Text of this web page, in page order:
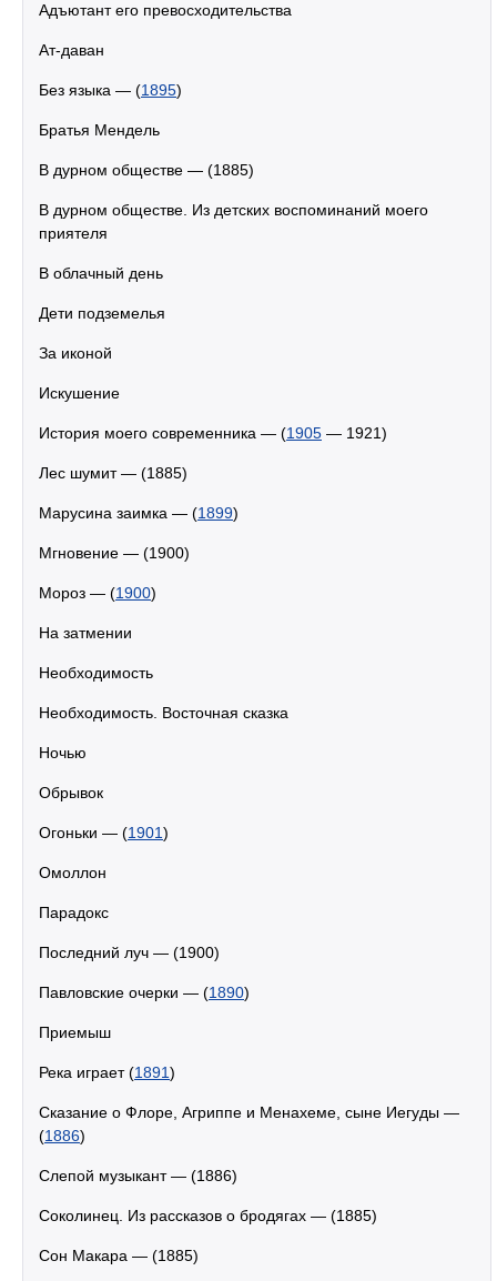
Адъютант его превосходительства
Ат-даван
Без языка — (1895)
Братья Мендель
В дурном обществе — (1885)
В дурном обществе. Из детских воспоминаний моего
приятеля
В облачный день
Дети подземелья
За иконой
Искушение
История моего современника — (1905 — 1921)
Лес шумит — (1885)
Марусина заимка — (1899)
Мгновение — (1900)
Мороз — (1900)
На затмении
Необходимость
Необходимость. Восточная сказка
Ночью
Обрывок
Огоньки — (1901)
Омоллон
Парадокс
Последний луч — (1900)
Павловские очерки — (1890)
Приемыш
Река играет (1891)
Сказание о Флоре, Агриппе и Менахеме, сыне Иегуды —
(1886)
Слепой музыкант — (1886)
Соколинец. Из рассказов о бродягах — (1885)
Сон Макара — (1885)